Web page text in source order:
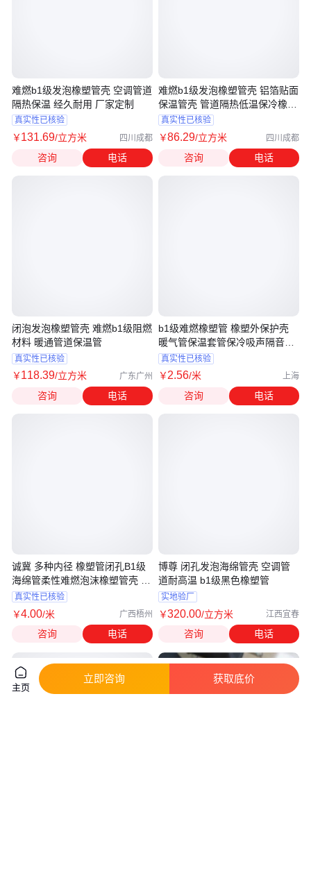
难燃b1级发泡橡塑管壳 空调管道
隔热保温 经久耐用 厂家定制
真实性已核验
￥131.69/立方米 四川成都
咨询 电话
闭泡发泡橡塑管壳 难燃b1级阻燃
材料 暖通管道保温管
真实性已核验
￥118.39/立方米 广东广州
咨询 电话
诚冀 多种内径 橡塑管闭孔B1级
海绵管柔性难燃泡沫橡塑管壳 厂
家货源
真实性已核验
￥4.00/米 广西梧州
咨询 电话
难燃b1级发泡橡塑管壳 铝箔贴面
保温管壳 管道隔热低温保冷橡塑
材料
真实性已核验
￥86.29/立方米 四川成都
咨询 电话
b1级难燃橡塑管 橡塑外保护壳
暖气管保温套管保冷吸声隔音尤
特森
真实性已核验
￥2.56/米 上海
咨询 电话
博尊 闭孔发泡海绵管壳 空调管
道耐高温 b1级黑色橡塑管
实地验厂
￥320.00/立方米 江西宜春
咨询 电话
主页
立即咨询 获取底价